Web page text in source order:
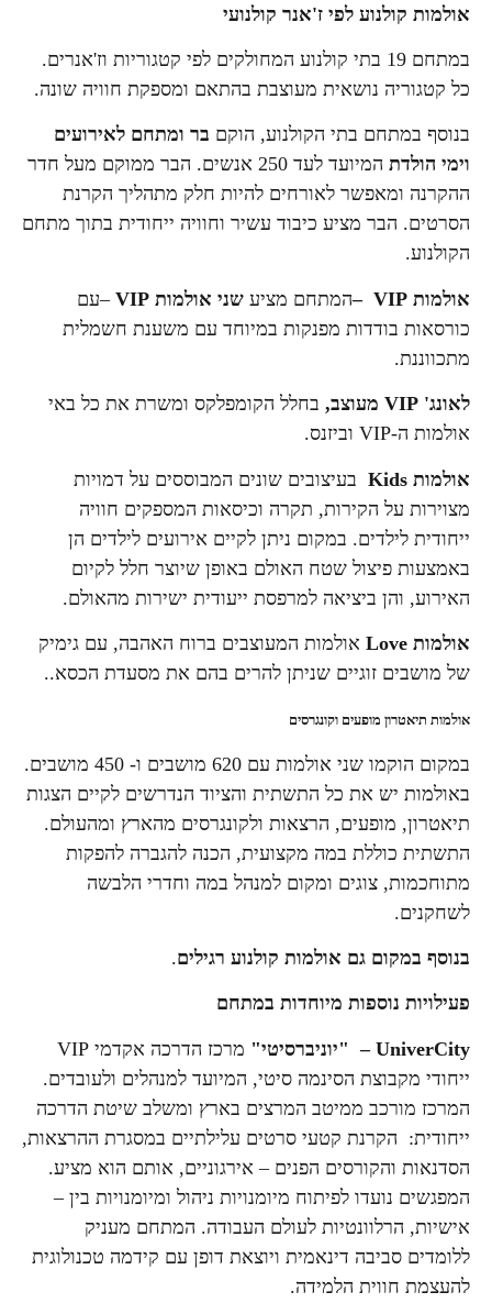
אולמות קולנוע לפי ז'אנר קולנועי
במתחם 19 בתי קולנוע המחולקים לפי קטגוריות וז'אנרים.
כל קטגוריה נושאית מעוצבת בהתאם ומספקת חוויה שונה.
בנוסף במתחם בתי הקולנוע, הוקם בר ומתחם לאירועים
וימי הולדת
המיועד לעד 250 אנשים. הבר ממוקם מעל חדר
ההקרנה ומאפשר לאורחים להיות חלק מתהליך הקרנת
הסרטים. הבר מציע כיבוד עשיר וחוויה ייחודית בתוך מתחם
הקולנוע.
אולמות VIP
–המתחם מציע שני אולמות VIP –עם
כורסאות בודדות מפנקות במיוחד עם משענת חשמלית
מתכווננת.
לאונג' VIP מעוצב, בחלל הקומפלקס ומשרת את כל באי
אולמות ה-VIP וביזנס.
אולמות Kids בעיצובים שונים המבוססים על דמויות
מצוירות על הקירות, תקרה וכיסאות המספקים חוויה
ייחודית לילדים. במקום ניתן לקיים אירועים לילדים הן
באמצעות פיצול שטח האולם באופן שיוצר חלל לקיום
האירוע, והן ביציאה למרפסת ייעודית ישירות מהאולם.
אולמות Love אולמות המעוצבים ברוח האהבה, עם גימיק
של מושבים זוגיים שניתן להרים בהם את מסעדת הכסא..
אולמות תיאטרון מופעים וקונגרסים
במקום הוקמו שני אולמות עם 620 מושבים ו- 450 מושבים.
באולמות יש את כל התשתית והציוד הנדרשים לקיים הצגות
תיאטרון, מופעים, הרצאות ולקונגרסים מהארץ ומהעולם.
התשתית כוללת במה מקצועית, הכנה להגברה להפקות
מתוחכמות, צוגים ומקום למנהל במה וחדרי הלבשה
לשחקנים.
בנוסף במקום גם אולמות קולנוע רגילים.
פעילויות נוספות מיוחדות במתחם
UniverCity – "יוניברסיטי"
מרכז הדרכה אקדמי VIP
ייחודי מקבוצת הסינמה סיטי, המיועד למנהלים ולעובדים.
המרכז מורכב ממיטב המרצים בארץ ומשלב שיטת הדרכה
ייחודית: הקרנת קטעי סרטים עלילתיים במסגרת ההרצאות,
הסדנאות והקורסים הפנים – אירגוניים, אותם הוא מציע.
המפגשים נועדו לפיתוח מיומנויות ניהול ומיומנויות בין –
אישיות, הרלוונטיות לעולם העבודה. המתחם מעניק
ללומדים סביבה דינאמית ויוצאת דופן עם קידמה טכנולוגית
להעצמת חווית הלמידה.